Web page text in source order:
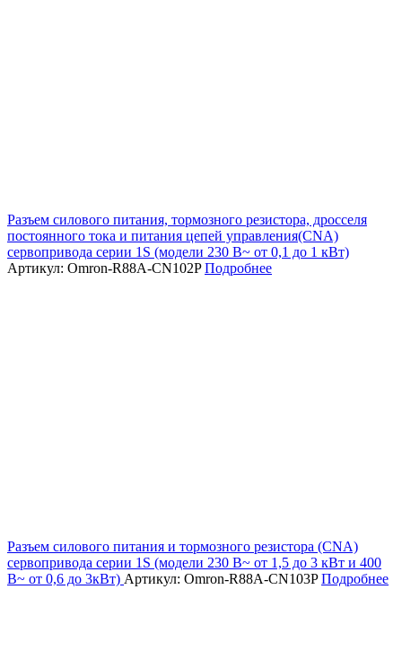
Разъем силового питания, тормозного резистора, дросселя
постоянного тока и питания цепей управления(CNA)
сервопривода серии 1S (модели 230 В~ от 0,1 до 1 кВт)
Артикул: Omron-R88A-CN102PПодробнее
Разъем силового питания и тормозного резистора (CNA)
сервопривода серии 1S (модели 230 В~ от 1,5 до 3 кВт и 400
В~ от 0,6 до 3кВт) Артикул: Omron-R88A-CN103PПодробнее